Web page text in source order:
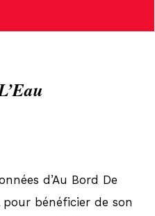
d’Au Bord De
pour bénéficier de son